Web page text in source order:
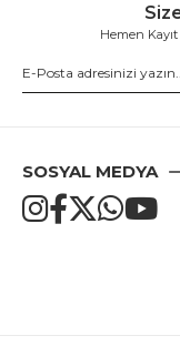
Hemen
SOSYAL MEDYA